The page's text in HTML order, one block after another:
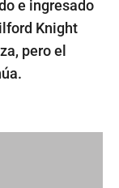
e ingresado
Knight
pero el